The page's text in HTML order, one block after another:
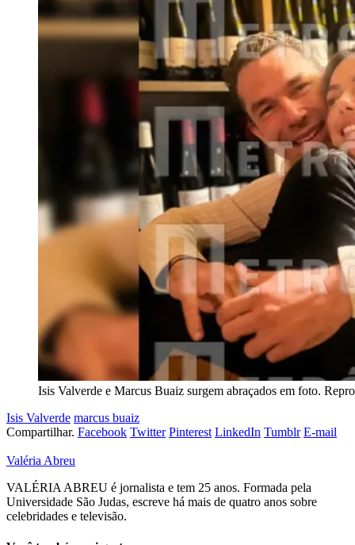
Isis Valverde e Marcus Buaiz surgem abraçados em foto.
Isis Valverde marcus buaiz
Compartilhar. Facebook Twitter Pinterest LinkedIn Tumblr E-mail
Valéria Abreu
VALÉRIA ABREU é jornalista e tem 25 anos. Formada pela
Universidade São Judas, escreve há mais de quatro anos sobre
celebridades e televisão.